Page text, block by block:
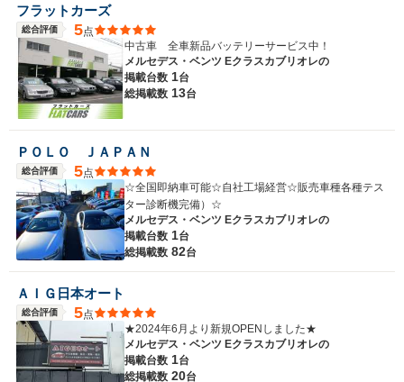
フラットカーズ
総合評価 5点
中古車 全車新品バッテリーサービス中！
メルセデス・ベンツ Eクラスカブリオレの
掲載台数 1台
総掲載数 13台
ＰＯＬＯ ＪＡＰＡＮ
総合評価 5点
☆全国即納車可能☆自社工場経営☆販売車種各種テス
ター診断機完備）☆
メルセデス・ベンツ Eクラスカブリオレの
掲載台数 1台
総掲載数 82台
ＡＩＧ日本オート
総合評価 5点
★2024年6月より新規OPENしました★
メルセデス・ベンツ Eクラスカブリオレの
掲載台数 1台
総掲載数 20台